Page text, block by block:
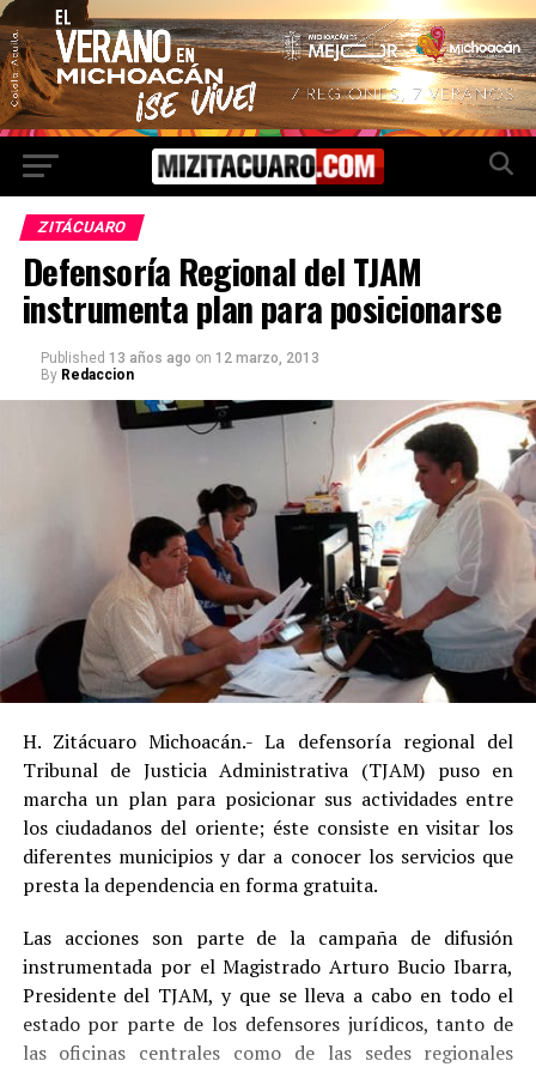
ZITÁCUARO
Defensoría Regional del TJAM
instrumenta plan para posicionarse
Published 13 años ago on 12 marzo, 2013
By Redaccion
H. Zitácuaro Michoacán.- La defensoría regional del
Tribunal de Justicia Administrativa (TJAM) puso en
marcha un plan para posicionar sus actividades entre
los ciudadanos del oriente; éste consiste en visitar los
diferentes municipios y dar a conocer los servicios que
presta la dependencia en forma gratuita.
Las acciones son parte de la campaña de difusión
instrumentada por el Magistrado Arturo Bucio Ibarra,
Presidente del TJAM, y que se lleva a cabo en todo el
estado por parte de los defensores jurídicos, tanto de
las oficinas centrales como de las sedes regionales